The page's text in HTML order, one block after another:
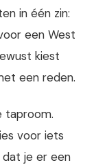
in één zin:
een West
kiest
een reden.
taproom.
voor iets
je er een